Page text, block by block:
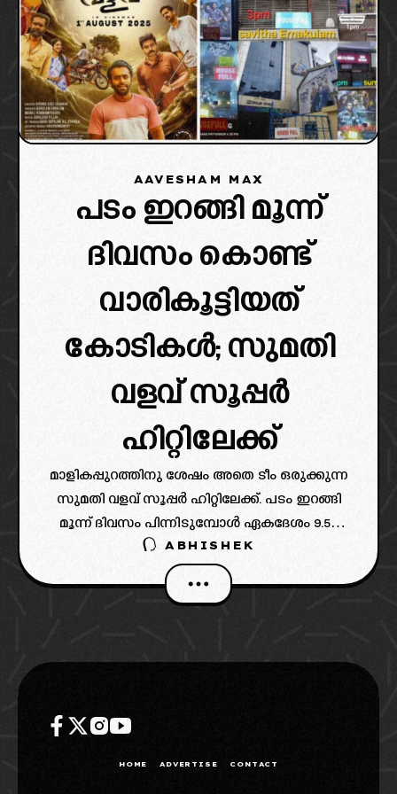
AAVESHAM MAX
പടം ഇറങ്ങി മൂന്ന്
ദിവസം കൊണ്ട്
വാരികൂട്ടിയത്
കോടികൾ; സുമതി
വളവ് സൂപ്പർ
ഹിറ്റിലേക്ക്
മാളികപ്പുറത്തിനു ശേഷം അതെ ടീം ഒരുക്കുന്ന
സുമതി വളവ് സൂപ്പർ ഹിറ്റിലേക്ക്. പടം ഇറങ്ങി
മൂന്ന് ദിവസം പിന്നിടുമ്പോൾ ഏകദേശം 9.56
കോടിയോളമാണ് ഗ്രോസ്സ് കളക്ഷനായി
ലഭിച്ചിരിക്കുന്നത്. കേരളത്തിൽ നിന്ന് ആദ്യ
ദിവസം 1.65 കോടിയും, രണ്ടാം ദിവസം 1.88
ABHISHEK
HOME ADVERTISE CONTACT